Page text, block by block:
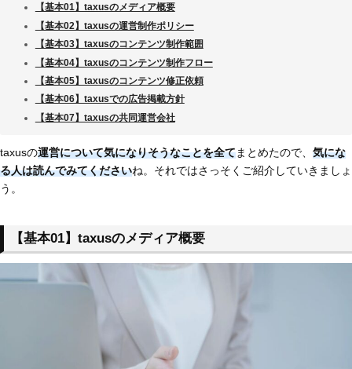
【基本01】taxusのメディア概要
【基本02】taxusの運営制作ポリシー
【基本03】taxusのコンテンツ制作範囲
【基本04】taxusのコンテンツ制作フロー
【基本05】taxusのコンテンツ修正依頼
【基本06】taxusでの広告掲載方針
【基本07】taxusの共同運営会社
taxusの運営について気になりそうなことを全てまとめたので、 気にな
る人は読んでみてくださいね。それではさっそくご紹介していきましょ
う。
【基本01】taxusのメディア概要